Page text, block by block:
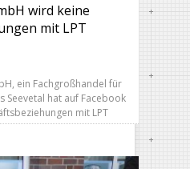
wird keine
mit LPT
ein Fachgroßhandel für
Seevetal hat auf Facebook
mit LPT